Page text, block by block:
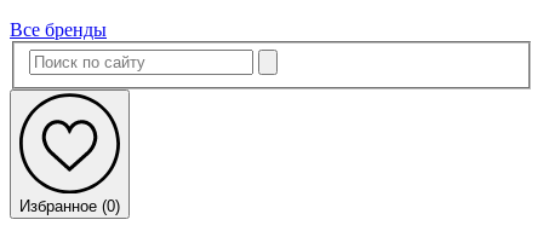
Все бренды
Избранное (0)